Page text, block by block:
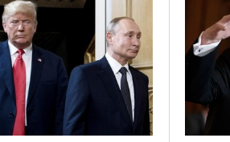
გადახედვა